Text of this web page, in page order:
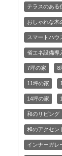
テラスのある
おしゃれな木
スマートハウ
省エネ設備導
7坪の家 8
11坪の家
14坪の家
和のリビング
和のアクセン
インナーガレ